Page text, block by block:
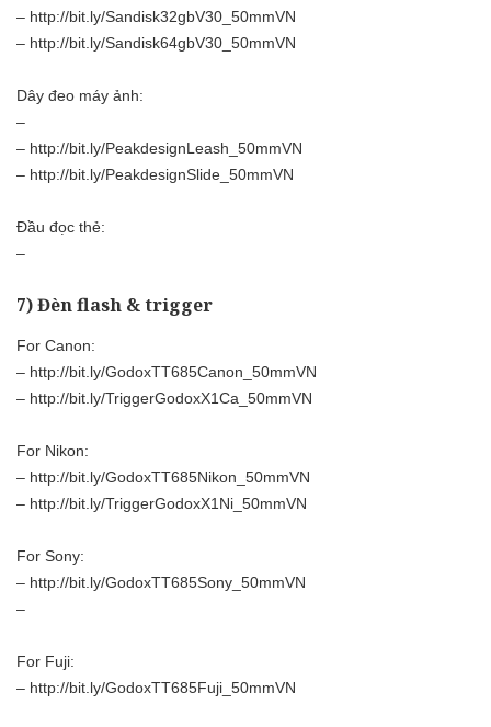
– http://bit.ly/Sandisk32gbV30_50mmVN
– http://bit.ly/Sandisk64gbV30_50mmVN
Dây đeo máy ảnh:
–
– http://bit.ly/PeakdesignLeash_50mmVN
– http://bit.ly/PeakdesignSlide_50mmVN
Đầu đọc thẻ:
–
7) Đèn flash & trigger
For Canon:
– http://bit.ly/GodoxTT685Canon_50mmVN
– http://bit.ly/TriggerGodoxX1Ca_50mmVN
For Nikon:
– http://bit.ly/GodoxTT685Nikon_50mmVN
– http://bit.ly/TriggerGodoxX1Ni_50mmVN
For Sony:
– http://bit.ly/GodoxTT685Sony_50mmVN
–
For Fuji:
– http://bit.ly/GodoxTT685Fuji_50mmVN